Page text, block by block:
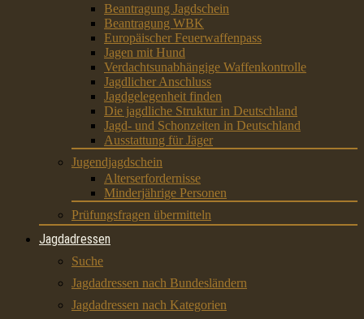
Beantragung Jagdschein
Beantragung WBK
Europäischer Feuerwaffenpass
Jagen mit Hund
Verdachtsunabhängige Waffenkontrolle
Jagdlicher Anschluss
Jagdgelegenheit finden
Die jagdliche Struktur in Deutschland
Jagd- und Schonzeiten in Deutschland
Ausstattung für Jäger
Jugendjagdschein
Alterserfordernisse
Minderjährige Personen
Prüfungsfragen übermitteln
Jagdadressen
Suche
Jagdadressen nach Bundesländern
Jagdadressen nach Kategorien